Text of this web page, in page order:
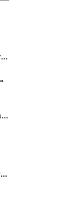
Su due ruote alla scoperta di luoghi magici come Cisternino, Locorotondo e Alberobello
Grazie a Discoverent, Sasaplanet ha scoperto la magia della nostra amata regione
L’azienda italiana di Sarego propone le giacche con la tecnologia H2Out, impermeabile, antivento e traspirante